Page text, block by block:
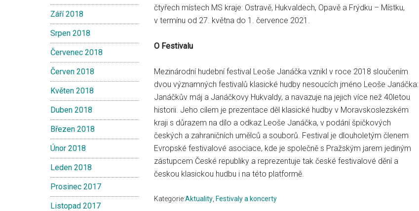
čtyřech místech MS kraje: Ostravě, Hukvaldech, Opavě a Frýdku – Místku,
v termínu od 27. května do 1. července 2021.
O Festivalu
Mezinárodní hudební festival Leoše Janáčka vznikl v roce 2018 sloučením
dvou významných festivalů klasické hudby nesoucích jméno Leoše Janáčka:
Janáčkův máj a Janáčkovy Hukvaldy, a navazuje na jejich více než 40letou
historii. Jeho cílem je prezentace děl klasické hudby v Moravskoslezském
kraji s důrazem na dílo a odkaz Leoše Janáčka, v podání špičkových
českých a zahraničních umělců a souborů. Festival je dlouholetým členem
Evropské festivalové asociace, kde je společně s Pražským jarem jediným
zástupcem České republiky a reprezentuje tak české festivalové dění a
českou klasickou hudbu i na této platformě.
Kategorie:Aktuality Festivaly a koncerty
Září 2018
Srpen 2018
Červenec 2018
Červen 2018
Květen 2018
Duben 2018
Březen 2018
Únor 2018
Leden 2018
Prosinec 2017
Listopad 2017